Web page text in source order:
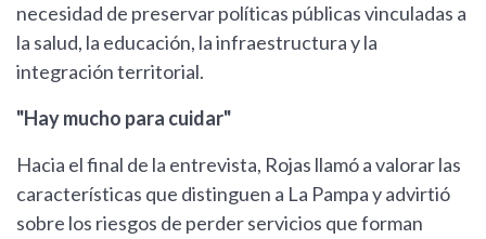
necesidad de preservar políticas públicas vinculadas a
la salud, la educación, la infraestructura y la
integración territorial.
"Hay mucho para cuidar"
Hacia el final de la entrevista, Rojas llamó a valorar las
características que distinguen a La Pampa y advirtió
sobre los riesgos de perder servicios que forman